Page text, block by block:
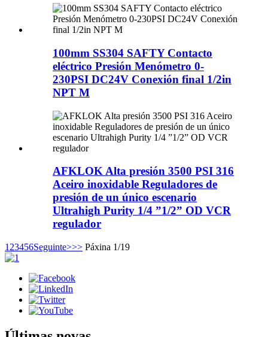
100mm SS304 SAFTY Contacto
eléctrico Presión Menómetro 0-
230PSI DC24V Conexión final 1/2in
NPT M
AFKLOK Alta presión 3500 PSI 316
Aceiro inoxidable Reguladores de
presión de un único escenario
Ultrahigh Purity 1/4 ”1/2” OD VCR
regulador
1 23456Seguinte>>> Páxina 1/19